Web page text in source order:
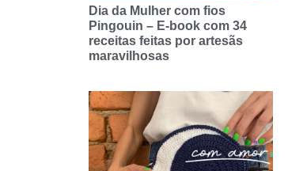
Dia da Mulher com fios
Pingouin – E-book com 34
receitas feitas por artesãs
maravilhosas